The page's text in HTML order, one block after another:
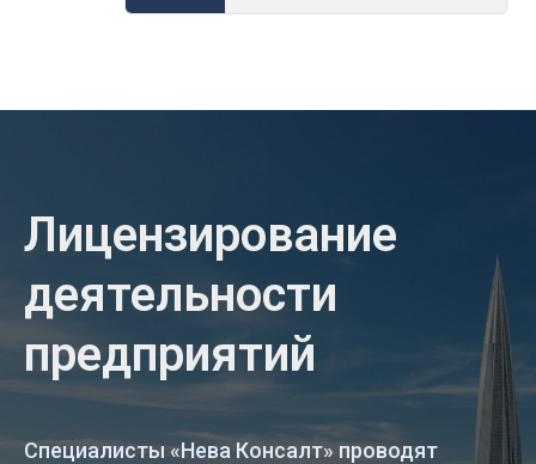
Лицензирование
деятельности
предприятий
Специалисты «Нева Консалт» проводят